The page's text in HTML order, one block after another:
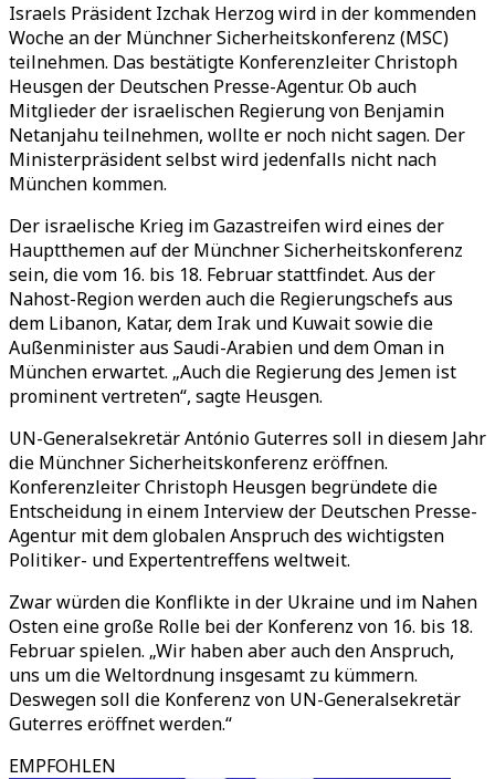
Israels Präsident Izchak Herzog wird in der kommenden
Woche an der Münchner Sicherheitskonferenz (MSC)
teilnehmen. Das bestätigte Konferenzleiter Christoph
Heusgen der Deutschen Presse-Agentur. Ob auch
Mitglieder der israelischen Regierung von Benjamin
Netanjahu teilnehmen, wollte er noch nicht sagen. Der
Ministerpräsident selbst wird jedenfalls nicht nach
München kommen.
Der israelische Krieg im Gazastreifen wird eines der
Hauptthemen auf der Münchner Sicherheitskonferenz
sein, die vom 16. bis 18. Februar stattfindet. Aus der
Nahost-Region werden auch die Regierungschefs aus
dem Libanon, Katar, dem Irak und Kuwait sowie die
Außenminister aus Saudi-Arabien und dem Oman in
München erwartet. „Auch die Regierung des Jemen ist
prominent vertreten“, sagte Heusgen.
UN-Generalsekretär António Guterres soll in diesem Jahr
die Münchner Sicherheitskonferenz eröffnen.
Konferenzleiter Christoph Heusgen begründete die
Entscheidung in einem Interview der Deutschen Presse-
Agentur mit dem globalen Anspruch des wichtigsten
Politiker- und Expertentreffens weltweit.
Zwar würden die Konflikte in der Ukraine und im Nahen
Osten eine große Rolle bei der Konferenz von 16. bis 18.
Februar spielen. „Wir haben aber auch den Anspruch,
uns um die Weltordnung insgesamt zu kümmern.
Deswegen soll die Konferenz von UN-Generalsekretär
Guterres eröffnet werden.“
EMPFOHLEN